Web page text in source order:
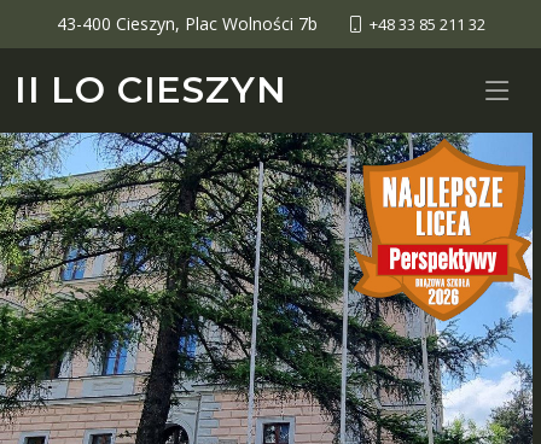
43-400 Cieszyn, Plac Wolności 7b +48 33 85 211 32
II LO CIESZYN